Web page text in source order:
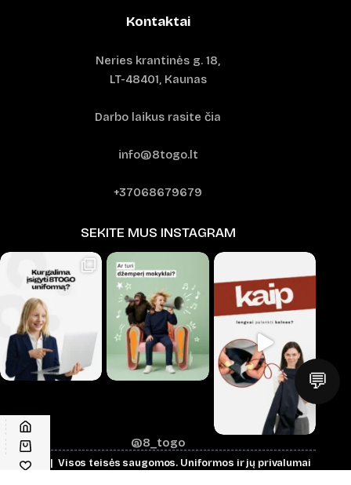
Kontaktai
Neries krantinės g. 18,
LT-48401, Kaunas
Darbo laikus rasite čia
info@8togo.lt
+37068679679
SEKITE MUS INSTAGRAM
@8_togo
© 2026 | Visos teisės saugomos. Uniformos ir jų privalumai
💬